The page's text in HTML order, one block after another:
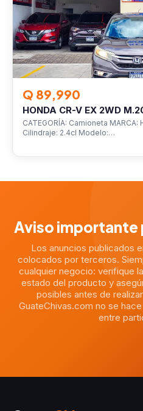
Q 89,990
HONDA CR-V EX 2WD
CATEGORÍA: Camioneta
Cilindraje: 2.4cl Modelo:…
Aviso importante
Los anuncios publicados
colocados por terceros.
cualquier negocio: verifique
estado del producto y
posibles antes de
GuateChivas.com no se
entre